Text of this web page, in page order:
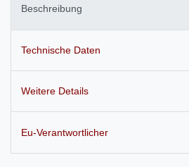
Beschreibung
Technische Daten
Weitere Details
Eu-Verantwortlicher